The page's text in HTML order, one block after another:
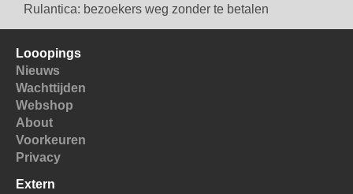
Rulantica: bezoekers weg zonder te betalen
Looopings
Nieuws
Wachttijden
Webshop
About
Voorkeuren
Privacy
Extern